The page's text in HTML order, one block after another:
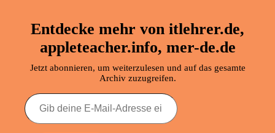
Entdecke mehr von itlehrer.de,
appleteacher.info, mer-de.de
Jetzt abonnieren, um weiterzulesen und auf das gesamte
Archiv zuzugreifen.
Gib
deine
E-